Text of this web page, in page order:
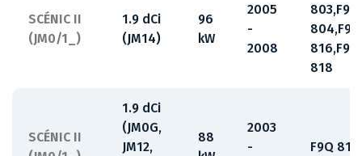
SCÉNIC II
(JM0/1_)
1.9 dCi
(JM14)
96
kW
2005
-
2008
803,F9Q
804,F9Q
816,F9Q
818
SCÉNIC II
1.9 dCi
(JM0G,
JM12,
88
2003
-
F9Q 812